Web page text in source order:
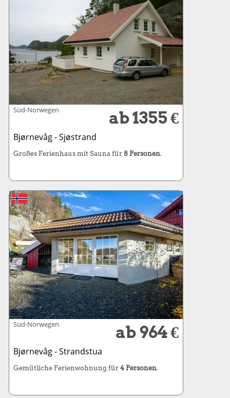
Süd-Norwegen ab 1355 €
Bjørnevåg - Sjøstrand
Großes Ferienhaus mit Sauna für 8 Personen.
Süd-Norwegen ab 964 €
Bjørnevåg - Strandstua
Gemütliche Ferienwohnung für 4 Personen.